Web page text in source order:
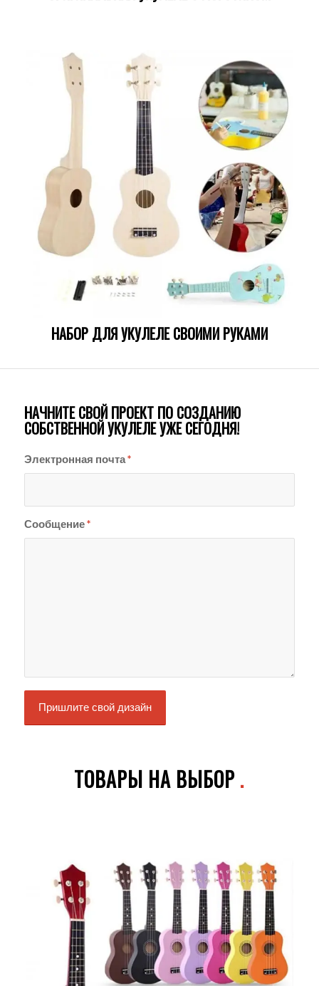
НАБОР ДЛЯ УКУЛЕЛЕ СВОИМИ РУКАМИ
НАЧНИТЕ СВОЙ ПРОЕКТ ПО СОЗДАНИЮ
СОБСТВЕННОЙ УКУЛЕЛЕ УЖЕ СЕГОДНЯ!
Электронная почта*
Сообщение*
ТОВАРЫ НА ВЫБОР.